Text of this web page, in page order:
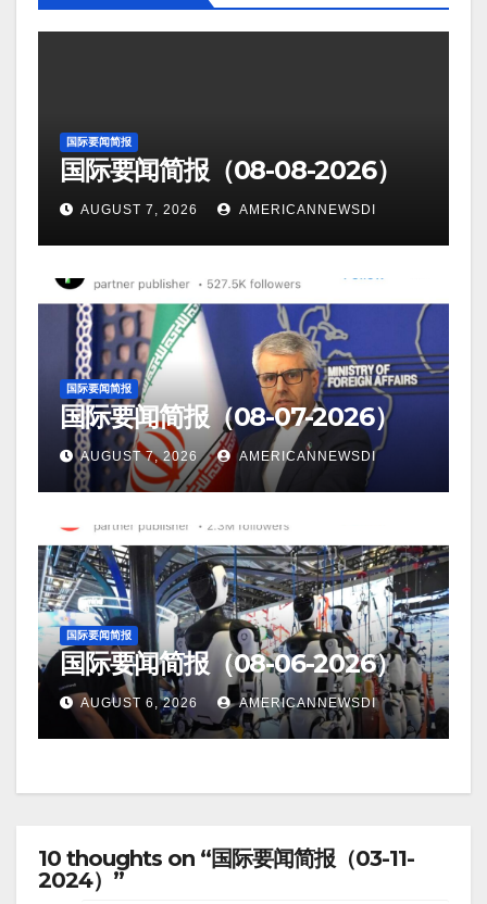
国际要闻简报
国际要闻简报（08-08-2026）
AUGUST 7, 2026 AMERICANNEWSDI
国际要闻简报
国际要闻简报（08-07-2026）
AUGUST 7, 2026 AMERICANNEWSDI
国际要闻简报
国际要闻简报（08-06-2026）
AUGUST 6, 2026 AMERICANNEWSDI
10 thoughts on “国际要闻简报（03-11-
2024）”